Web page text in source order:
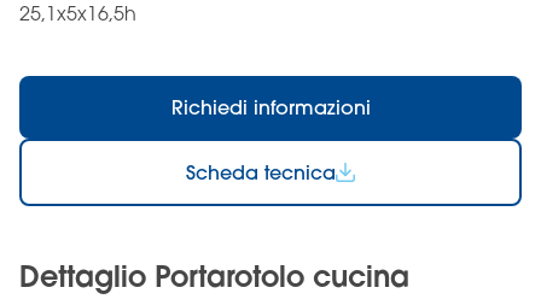
25,1x5x16,5h
Richiedi informazioni
Scheda tecnica
Dettaglio Portarotolo cucina